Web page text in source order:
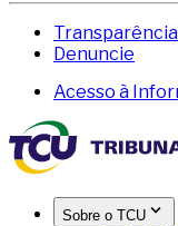
Denuncie
Acesso à
Sobre o TCU